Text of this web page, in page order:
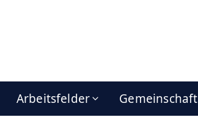
Arbeitsfelder Gemeinschaft